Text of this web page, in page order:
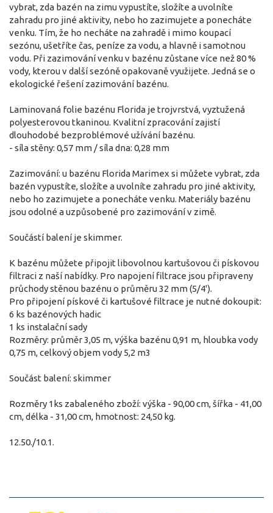
vybrat, zda bazén na zimu vypustíte, složíte a uvolníte
zahradu pro jiné aktivity, nebo ho zazimujete a ponecháte
venku. Tím, že ho necháte na zahradě i mimo koupací
sezónu, ušetříte čas, peníze za vodu, a hlavně i samotnou
vodu. Při zazimování venku v bazénu zůstane více než 80 %
vody, kterou v další sezóně opakovaně využijete. Jedná se o
ekologické řešení zazimování bazénu.
Laminovaná folie bazénu Florida je trojvrstvá, vyztužená
polyesterovou tkaninou. Kvalitní zpracování zajistí
dlouhodobé bezproblémové užívání bazénu.
- síla stěny: 0,57 mm / síla dna: 0,28 mm
Zazimování: u bazénu Florida Marimex si můžete vybrat, zda
bazén vypustíte, složíte a uvolníte zahradu pro jiné aktivity,
nebo ho zazimujete a ponecháte venku. Materiály bazénu
jsou odolné a uzpůsobené pro zazimování v zimě.
Součástí balení je skimmer.
K bazénu můžete připojit libovolnou kartušovou či pískovou
filtraci z naší nabídky. Pro napojení filtrace jsou připraveny
průchody stěnou bazénu o průměru 32 mm (5/4').
Pro připojení pískové či kartušové filtrace je nutné dokoupit:
6 ks bazénových hadic
1 ks instalační sady
Rozměry: průměr 3,05 m, výška bazénu 0,91 m, hloubka vody
0,75 m, celkový objem vody 5,2 m3
Součást balení: skimmer
Rozměry 1ks zabaleného zboží: výška - 90,00 cm, šířka - 41,00
cm, délka - 31,00 cm, hmotnost: 24,50 kg.
12.50./10.1.